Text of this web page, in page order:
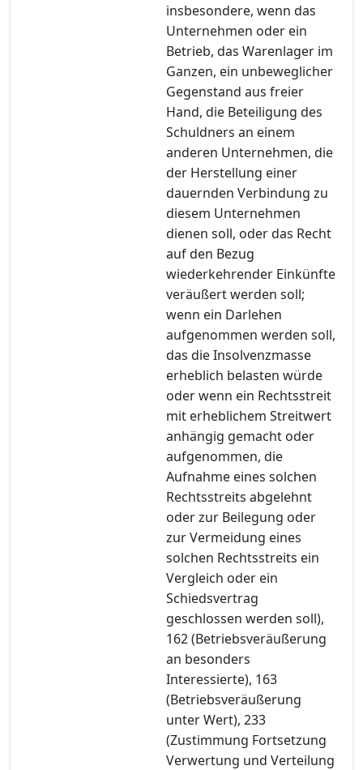
insbesondere, wenn das
Unternehmen oder ein
Betrieb, das Warenlager im
Ganzen, ein unbeweglicher
Gegenstand aus freier
Hand, die Beteiligung des
Schuldners an einem
anderen Unternehmen, die
der Herstellung einer
dauernden Verbindung zu
diesem Unternehmen
dienen soll, oder das Recht
auf den Bezug
wiederkehrender Einkünfte
veräußert werden soll;
wenn ein Darlehen
aufgenommen werden soll,
das die Insolvenzmasse
erheblich belasten würde
oder wenn ein Rechtsstreit
mit erheblichem Streitwert
anhängig gemacht oder
aufgenommen, die
Aufnahme eines solchen
Rechtsstreits abgelehnt
oder zur Beilegung oder
zur Vermeidung eines
solchen Rechtsstreits ein
Vergleich oder ein
Schiedsvertrag
geschlossen werden soll),
162 (Betriebsveräußerung
an besonders
Interessierte), 163
(Betriebsveräußerung
unter Wert), 233
(Zustimmung Fortsetzung
Verwertung und Verteilung